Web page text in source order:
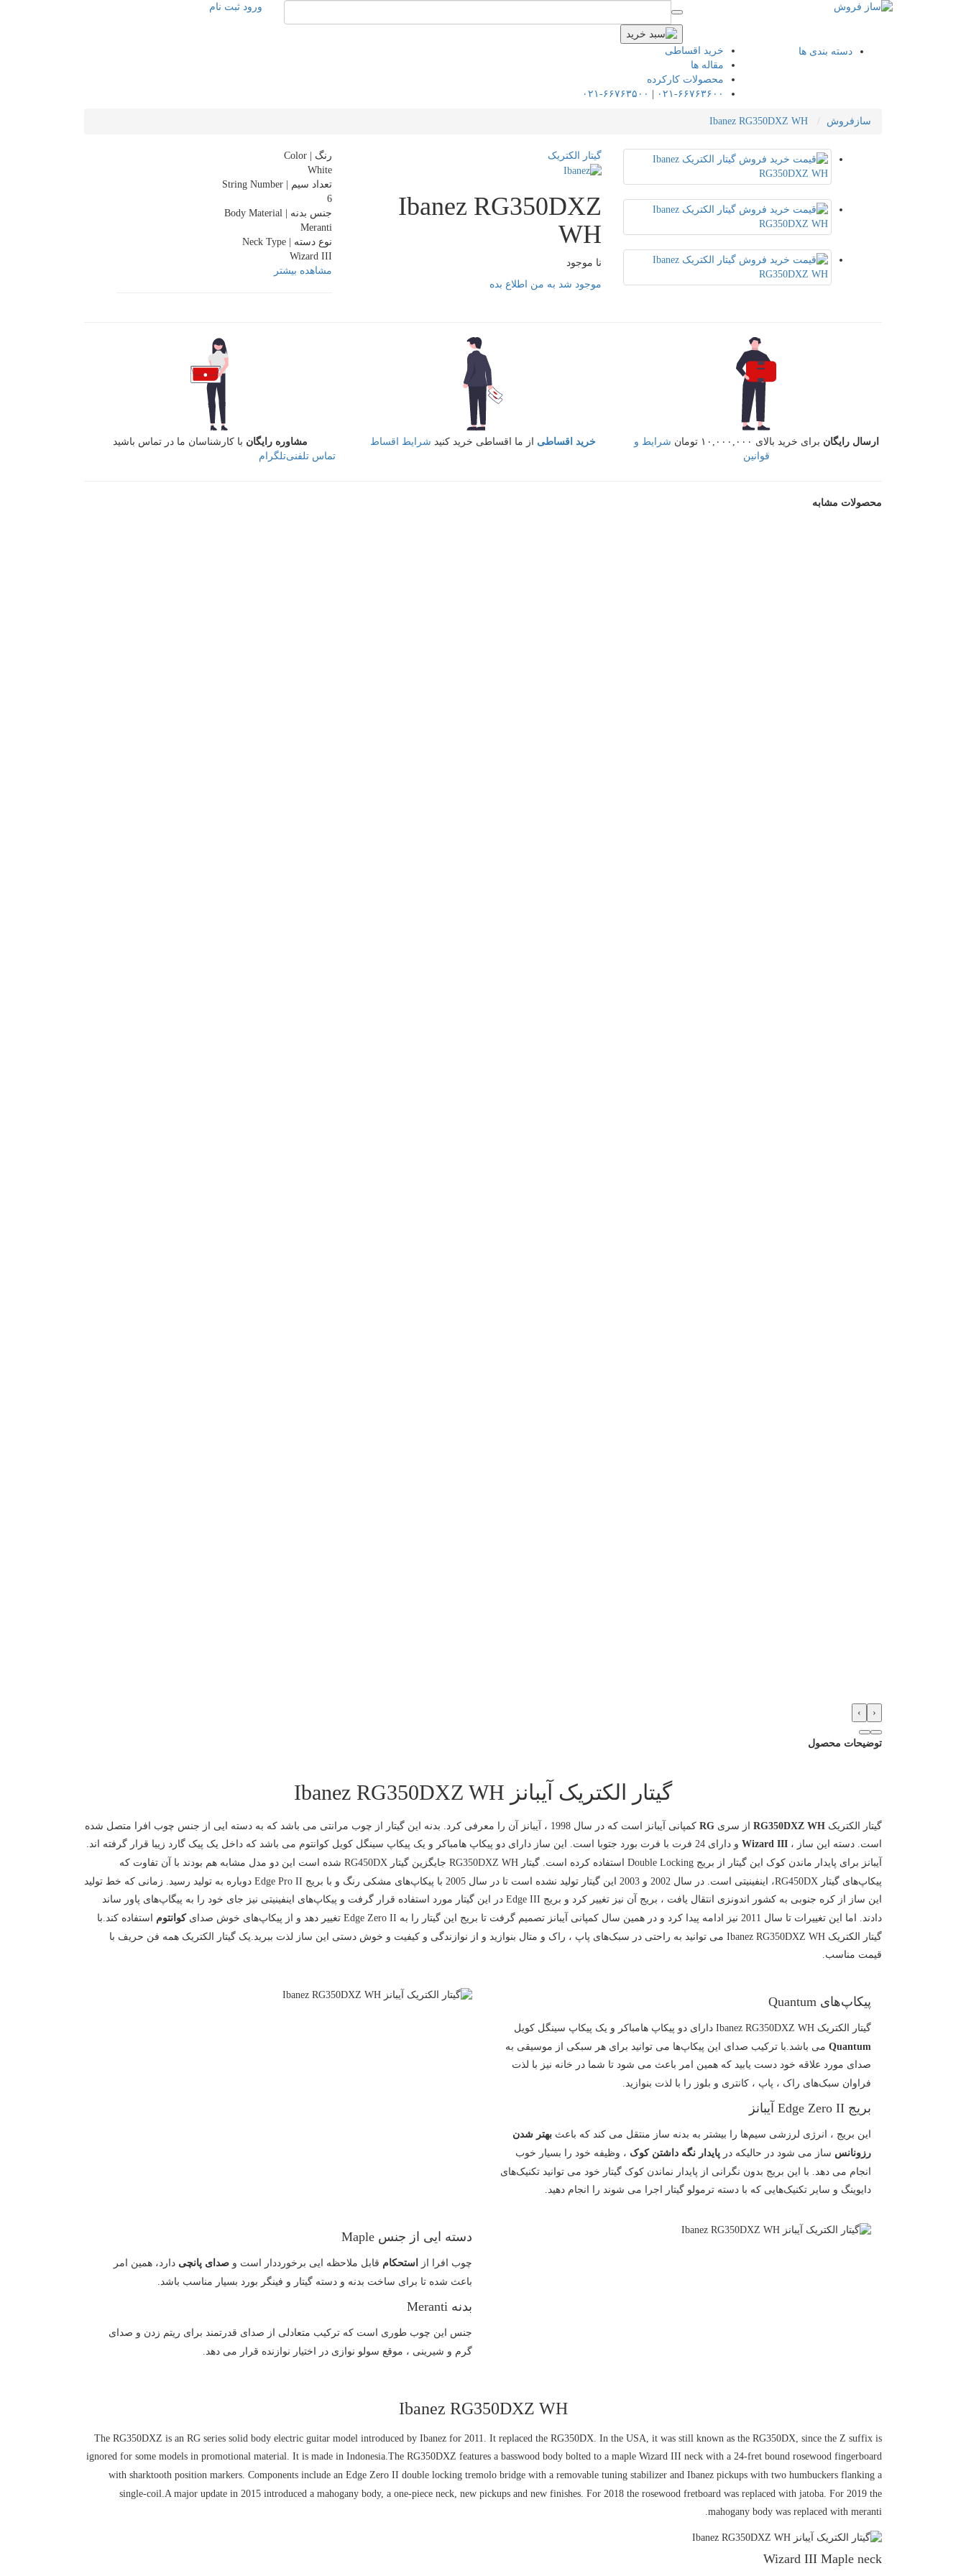
ورود ثبت نام
دسته بندی ها
خرید اقساطی
مقاله ها
محصولات کارکرده
۰۲۱-۶۶۷۶۳۶۰۰
۰۲۱-۶۶۷۶۳۵۰۰
سازفروش Ibanez RG350DXZ WH
گیتار الکتریک
Ibanez RG350DXZ
WH
نا موجود
موجود شد به من اطلاع بده
رنگ | Color
White
تعداد سیم | String Number
6
جنس بدنه | Body Material
Meranti
نوع دسته | Neck Type
Wizard III
مشاهده بیشتر
ارسال رایگان برای خرید بالای ۱۰,۰۰۰,۰۰۰ تومان
شرایط و
قوانین
خرید اقساطی از ما اقساطی خرید کنید شرایط اقساط مشاوره رایگان با کارشناسان ما در تماس باشید
تماس تلفنیتلگرام
محصولات مشابه
‹
›
توضیحات محصول
گیتار الکتریک آیبانز Ibanez RG350DXZ WH
گیتار الکتریک RG350DXZ WH از سری RG
کمپانی آیبانز است که در سال 1998 ، آیبانز آن را معرفی کرد. بدنه این گیتار از چوب مرانتی می باشد که به دسته ایی از جنس چوب افرا متصل شده
است. دسته این ساز ، Wizard III
و دارای 24 فرت با فرت بورد جتوبا است. این ساز دارای دو پیکاپ هامباکر و یک پیکاپ سینگل کویل کوانتوم می باشد که داخل یک پیک گارد زیبا قرار گرفته اند.
آیبانز برای پایدار ماندن کوک این گیتار از بریج Double Locking استفاده کرده است. گیتار RG350DXZ WH جایگزین گیتار RG450DX شده است این دو مدل مشابه هم بودند با آن تفاوت که
پیکاپ‌های گیتار RG450DX، اینفینیتی است. در سال 2002 و 2003 این گیتار تولید نشده است تا در سال 2005 با پیکاپ‌های مشکی رنگ و با بریج Edge Pro II دوباره به تولید رسید. زمانی که خط تولید
این ساز از کره جنوبی به کشور اندونزی انتقال یافت ، بریج آن نیز تغییر کرد و بریج Edge III در این گیتار مورد استفاده قرار گرفت و پیکاپ‌های اینفینیتی نیز جای خود را به پیگاپ‌های پاور ساند
دادند. اما این تغییرات تا سال 2011 نیز ادامه پیدا کرد و در همین سال کمپانی آیبانز تصمیم گرفت تا بریج این گیتار را به Edge Zero II تغییر دهد و از پیکاپ‌های خوش صدای
کوانتوم استفاده کند.با
گیتار الکتریک Ibanez RG350DXZ WH می توانید به راحتی در سبک‌های پاپ ، راک و متال بنوازید و از نوازندگی و کیفیت و خوش دستی این ساز لذت ببرید.یک گیتار الکتریک همه فن حریف با
قیمت مناسب.
پیکاپ‌های Quantum
گیتار الکتریک Ibanez RG350DXZ WH دارای دو پیکاپ هامباکر و یک پیکاپ سینگل کویل
Quantum می باشد.با ترکیب صدای این پیکاپ‌ها می توانید برای هر سبکی از موسیقی به
صدای مورد علاقه خود دست یابید که همین امر باعث می شود تا شما در خانه نیز با لذت
فراوان سبک‌های راک ، پاپ ، کانتری و بلوز را با لذت بنوازید.
بریج Edge Zero II آیبانز
این بریج ، انرژی لرزشی سیم‌ها را بیشتر به بدنه ساز منتقل می کند که باعث بهتر شدن
رزونانس ساز می شود در حالیکه در پایدار نگه داشتن کوک ، وظیفه خود را بسیار خوب
انجام می دهد. با این بریج بدون نگرانی از پایدار نماندن کوک گیتار خود می توانید تکنیک‌های
دایوینگ و سایر تکنیک‌هایی که با دسته ترمولو گیتار اجرا می شوند را انجام دهید.
دسته ایی از جنس Maple
چوب افرا از استحکام قابل ملاحظه ایی برخورددار است و صدای پانچی دارد، همین امر
باعث شده تا برای ساخت بدنه و دسته گیتار و فینگر بورد بسیار مناسب باشد.
بدنه Meranti
جنس این چوب طوری است که ترکیب متعادلی از صدای قدرتمند برای ریتم زدن و صدای
گرم و شیرینی ، موقع سولو نوازی در اختیار نوازنده قرار می دهد.
Ibanez RG350DXZ WH
The RG350DXZ is an RG series solid body electric guitar model introduced by Ibanez for 2011. It replaced the RG350DX. In the USA, it was still known as the RG350DX, since the Z suffix is
ignored for some models in promotional material. It is made in Indonesia.The RG350DXZ features a basswood body bolted to a maple Wizard III neck with a 24-fret bound rosewood fingerboard
with sharktooth position markers. Components include an Edge Zero II double locking tremolo bridge with a removable tuning stabilizer and Ibanez pickups with two humbuckers flanking a
single-coil.A major update in 2015 introduced a mahogany body, a one-piece neck, new pickups and new finishes. For 2018 the rosewood fretboard was replaced with jatoba. For 2019 the
mahogany body was replaced with meranti.
Wizard III Maple neck